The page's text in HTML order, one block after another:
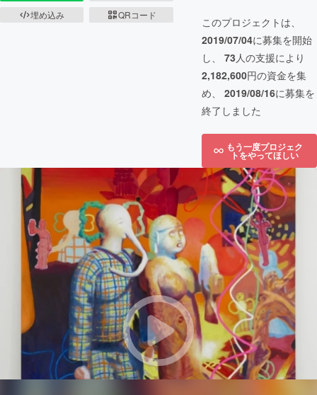
埋め込み
QRコード
このプロジェクトは、
2019/07/04に募集を開始
し、 73人の支援により
2,182,600円の資金を集
め、 2019/08/16に募集を
終了しました
もう一度プロジェク
トをやってほしい